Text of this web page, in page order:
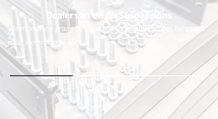
Dealer van VB Air Suspensions
We monteren graag het systeem om jouw camper helemaal
naar wens te maken!